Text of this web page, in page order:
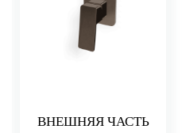
ВНЕШНЯЯ ЧАСТЬ